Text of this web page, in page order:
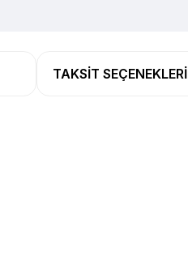
TAKSIT SEÇENEKLERI